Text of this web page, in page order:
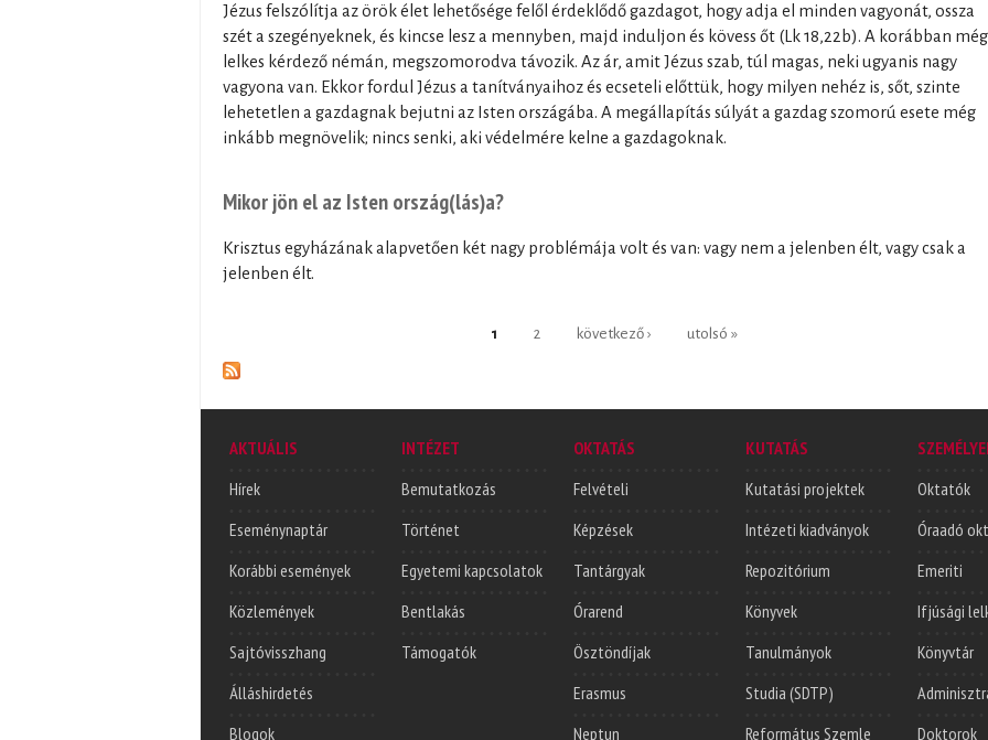
Jézus felszólítja az örök élet lehetősége felől érdeklődő gazdagot, hogy adja el minden vagyonát, ossza
szét a szegényeknek, és kincse lesz a mennyben, majd induljon és kövess őt (Lk 18,22b). A korábban még
lelkes kérdező némán, megszomorodva távozik. Az ár, amit Jézus szab, túl magas, neki ugyanis nagy
vagyona van. Ekkor fordul Jézus a tanítványaihoz és ecseteli előttük, hogy milyen nehéz is, sőt, szinte
lehetetlen a gazdagnak bejutni az Isten országába. A megállapítás súlyát a gazdag szomorú esete még
inkább megnövelik; nincs senki, aki védelmére kelne a gazdagoknak.
Mikor jön el az Isten ország(lás)a?
Krisztus egyházának alapvetően két nagy problémája volt és van: vagy nem a jelenben élt, vagy csak a
jelenben élt.
1 2 következő › utolsó »
AKTUÁLIS
Hírek
Eseménynaptár
Korábbi események
Közlemények
Sajtóvisszhang
Álláshirdetés
Blogok
INTÉZET
Bemutatkozás
Történet
Egyetemi kapcsolatok
Bentlakás
Támogatók
OKTATÁS
Felvételi
Képzések
Tantárgyak
Órarend
Ösztöndíjak
Erasmus
Neptun
KUTATÁS
Kutatási projektek
Intézeti kiadványok
Repozitórium
Könyvek
Tanulmányok
Studia (SDTP)
Református Szemle
Oktatók
Óraadó
Emeriti
Ifjúsági
Könyvtár
Doktorok